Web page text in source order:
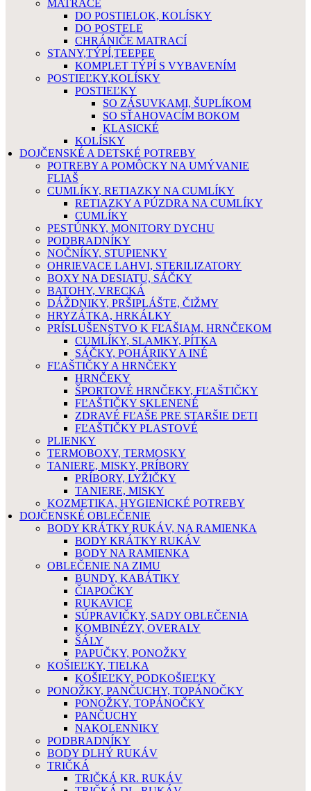
MATRACE
DO POSTIELOK, KOLÍSKY
DO POSTELE
CHRÁNIČE MATRACÍ
STANY,TÝPÍ,TEEPEE
KOMPLET TÝPÍ S VYBAVENÍM
POSTIEĽKY,KOLÍSKY
POSTIEĽKY
SO ZÁSUVKAMI, ŠUPLÍKOM
SO SŤAHOVACÍM BOKOM
KLASICKÉ
KOLÍSKY
DOJČENSKÉ A DETSKÉ POTREBY
POTREBY A POMÔCKY NA UMÝVANIE
FLIAŠ
CUMLÍKY, RETIAZKY NA CUMLÍKY
RETIAZKY A PÚZDRA NA CUMLÍKY
CUMLÍKY
PESTÚNKY, MONITORY DYCHU
PODBRADNÍKY
NOČNÍKY, STUPIENKY
OHRIEVACE LAHVI, STERILIZATORY
BOXY NA DESIATU, SÁČKY
BATOHY, VRECKÁ
DÁŽDNIKY, PRŠIPLÁŠTE, ČIŽMY
HRYZÁTKA, HRKÁLKY
PRÍSLUŠENSTVO K FĽAŠIAM, HRNČEKOM
CUMLÍKY, SLAMKY, PÍTKA
SÁČKY, POHÁRIKY A INÉ
FĽAŠTIČKY A HRNČEKY
HRNČEKY
ŠPORTOVÉ HRNČEKY, FĽAŠTIČKY
FĽAŠTIČKY SKLENENÉ
ZDRAVÉ FĽAŠE PRE STARŠIE DETI
FĽAŠTIČKY PLASTOVÉ
PLIENKY
TERMOBOXY, TERMOSKY
TANIERE, MISKY, PRÍBORY
PRÍBORY, LYŽIČKY
TANIERE, MISKY
KOZMETIKA, HYGIENICKÉ POTREBY
DOJČENSKÉ OBLEČENIE
BODY KRÁTKY RUKÁV, NA RAMIENKA
BODY KRÁTKY RUKÁV
BODY NA RAMIENKA
OBLEČENIE NA ZIMU
BUNDY, KABÁTIKY
ČIAPOČKY
RUKAVICE
SÚPRAVIČKY, SADY OBLEČENIA
KOMBINÉZY, OVERALY
ŠÁLY
PAPUČKY, PONOŽKY
KOŠIEĽKY, TIELKA
KOŠIEĽKY, PODKOŠIEĽKY
PONOŽKY, PANČUCHY, TOPÁNOČKY
PONOŽKY, TOPÁNOČKY
PANČUCHY
NAKOLENNIKY
PODBRADNÍKY
BODY DLHÝ RUKÁV
TRIČKÁ
TRIČKÁ KR. RUKÁV